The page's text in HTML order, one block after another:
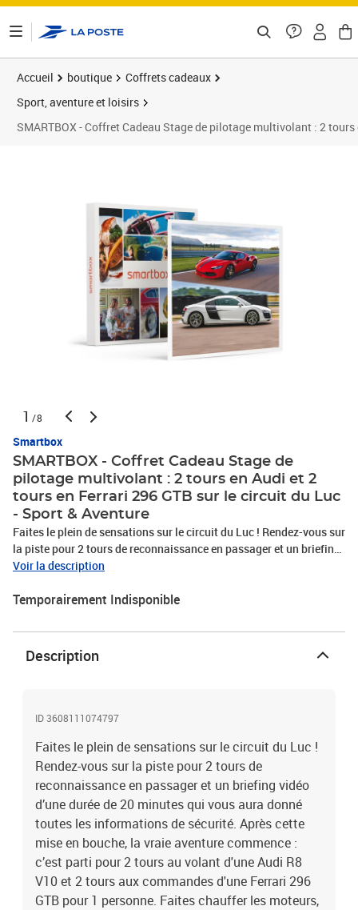
Accueil boutique
Coffrets cadeaux
Sport, aventure et loisirs
SMARTBOX - Coffret Cadeau Stage de pilotage multivolant : 2
1 /8
Smartbox
SMARTBOX - Coffret Cadeau Stage de
pilotage multivolant : 2 tours en Audi et 2
tours en Ferrari 296 GTB sur le circuit du Luc
- Sport & Aventure
Faites le plein de sensations sur le circuit du Luc ! Rendez-vous sur
la piste pour 2 tours de reconnaissance en passager et un briefing
vidéo d’une durée de 20 minutes qui vous aura donné toutes les
aventure commence : c’est parti pour 2 tours au volant d'une Audi
personne. Faites chauffer les moteurs, appuyez sur l’accélérateur,
sentez les vibrations qui font monter l’adrénaline et embrassez les
courbes de votre terrain de jeu du jour à toute vitesse ! Vous
personnalisé pour marquer l’événement.Stage de pilotage
circuit du Luc
Voir la description
Temporairement Indisponible
Description
ID 3608111074797
Faites le plein de sensations sur le circuit du Luc !
Rendez-vous sur la piste pour 2 tours de
reconnaissance en passager et un briefing vidéo
d’une durée de 20 minutes qui vous aura donné
toutes les informations de sécurité. Après cette
mise en bouche, la vraie aventure commence :
c’est parti pour 2 tours au volant d'une Audi R8
V10 et 2 tours aux commandes d'une Ferrari 296
GTB pour 1 personne. Faites chauffer les moteurs,